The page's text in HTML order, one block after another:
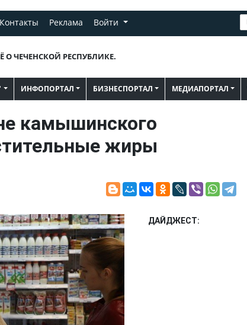
Контакты Реклама Войти
О ЧЕЧЕНСКОЙ РЕСПУБЛИКЕ.
ИНФОПОРТАЛ БИЗНЕСПОРТАЛ МЕДИАПОРТАЛ
камышинского
жиры
ДАЙДЖЕСТ: